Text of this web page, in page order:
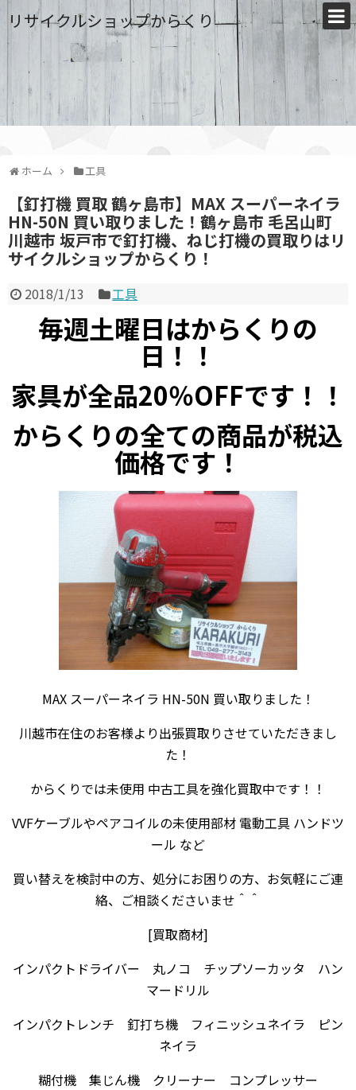
リサイクルショップからくり
ホーム 工具
【釘打機 買取 鶴ヶ島市】MAX スーパーネイラ
HN-50N 買い取りました！鶴ヶ島市 毛呂山町
川越市 坂戸市で釘打機、ねじ打機の買取りはリ
サイクルショップからくり！
2018/1/13 工具
毎週土曜日はからくりの
日！！
家具が全品20％OFFです！！
からくりの全ての商品が税込
価格です！
MAX スーパーネイラ HN-50N 買い取りました！
川越市在住のお客様より出張買取りさせていただきまし
た！
からくりでは未使用 中古工具を強化買取中です！！
VVFケーブルやペアコイルの未使用部材 電動工具 ハンドツ
ール など
買い替えを検討中の方、処分にお困りの方、お気軽にご連
絡、ご相談くださいませ＾＾
[買取商材]
インパクトドライバー 丸ノコ チップソーカッタ ハン
マードリル
インパクトレンチ 釘打ち機 フィニッシュネイラ ピン
ネイラ
糊付機 集じん機 クリーナー コンプレッサー